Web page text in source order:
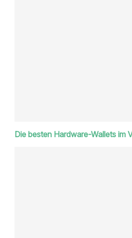
Die besten Hardware-Wallets im